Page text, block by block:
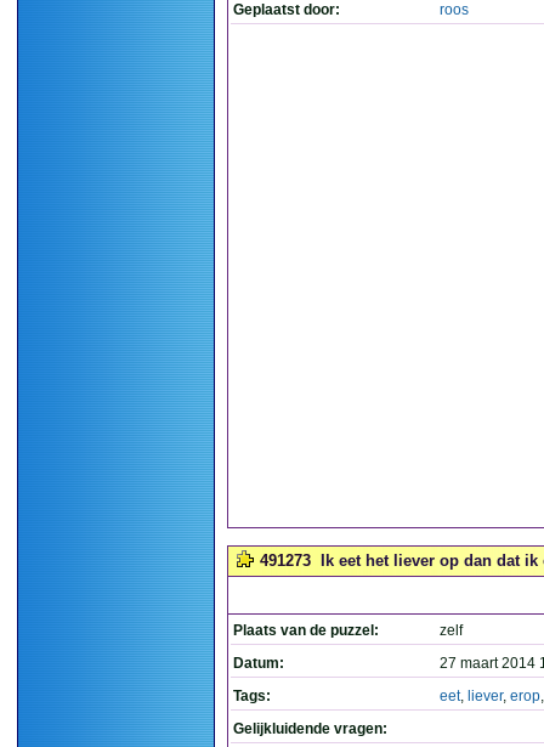
Geplaatst door: roos
491273 Ik eet het liever op dan dat
Plaats van de puzzel:
zelf
Datum:
27 maart 2014
Tags:
eet, liever, erop
Gelijkluidende vragen: